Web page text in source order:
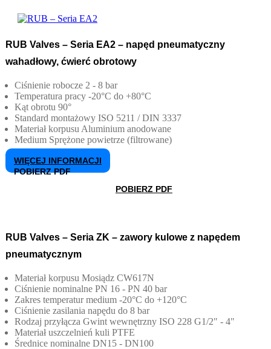
RUB Valves – Seria EA2 – napęd pneumatyczny
wahadłowy, ćwierć obrotowy
Ciśnienie robocze 2 - 8 bar
Temperatura pracy -20°C do +80°C
Kąt obrotu 90°
Standard montażowy ISO 5211 / DIN 3337
Materiał korpusu Aluminium anodowane
Medium Sprężone powietrze (filtrowane)
WIĘCEJ INFORMACJI
POBIERZ PDF
POBIERZ PDF
RUB Valves – Seria ZK – zawory kulowe z napędem
pneumatycznym
Materiał korpusu Mosiądz CW617N
Ciśnienie nominalne PN 16 - PN 40 bar
Zakres temperatur medium -20°C do +120°C
Ciśnienie zasilania napędu do 8 bar
Rodzaj przyłącza Gwint wewnętrzny ISO 228 G1/2" - 4"
Materiał uszczelnień kuli PTFE
Średnice nominalne DN15 - DN100